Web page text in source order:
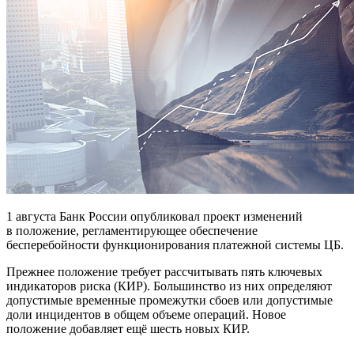
1 августа Банк России опубликовал проект изменений
в положение, регламентирующее обеспечение
бесперебойности функционирования платежной системы ЦБ.
Прежнее положение требует рассчитывать пять ключевых
индикаторов риска (КИР). Большинство из них определяют
допустимые временные промежутки сбоев или допустимые
доли инцидентов в общем объеме операций. Новое
положение добавляет ещё шесть новых КИР.